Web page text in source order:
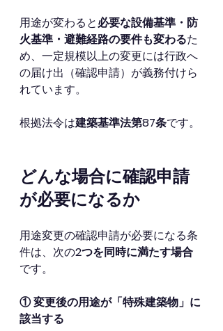
用途が変わると必要な設備基準・防
火基準・避難経路の要件も変わるた
め、一定規模以上の変更には行政へ
の届け出（確認申請）が義務付けら
れています。
根拠法令は建築基準法第87条です。
どんな場合に確認申請
が必要になるか
用途変更の確認申請が必要になる条
件は、次の2つを同時に満たす場合
です。
① 変更後の用途が「特殊建築物」に
該当する